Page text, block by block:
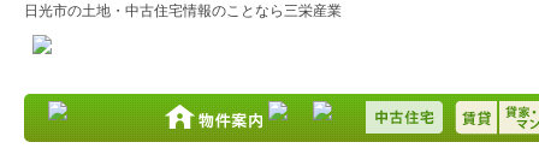
日光市の土地・中古住宅情報のことなら三栄産業